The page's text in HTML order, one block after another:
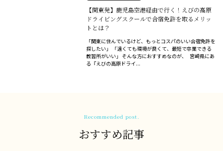
【関東発】鹿児島空港経由で行く！えびの高原
ドライビングスクールで合宿免許を取るメリッ
トとは？
「関東に住んでいるけど、もっとコスパのいい合宿免許を
探したい」 「遠くても環境が良くて、最短で卒業できる
教習所がいい」 そんな方におすすめなのが、 宮崎県にあ
る『えびの高原ドライ...
Recommended post.
おすすめ記事